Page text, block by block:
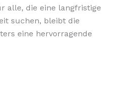
alle, die eine langfristige
suchen, bleibt die
eine hervorragende